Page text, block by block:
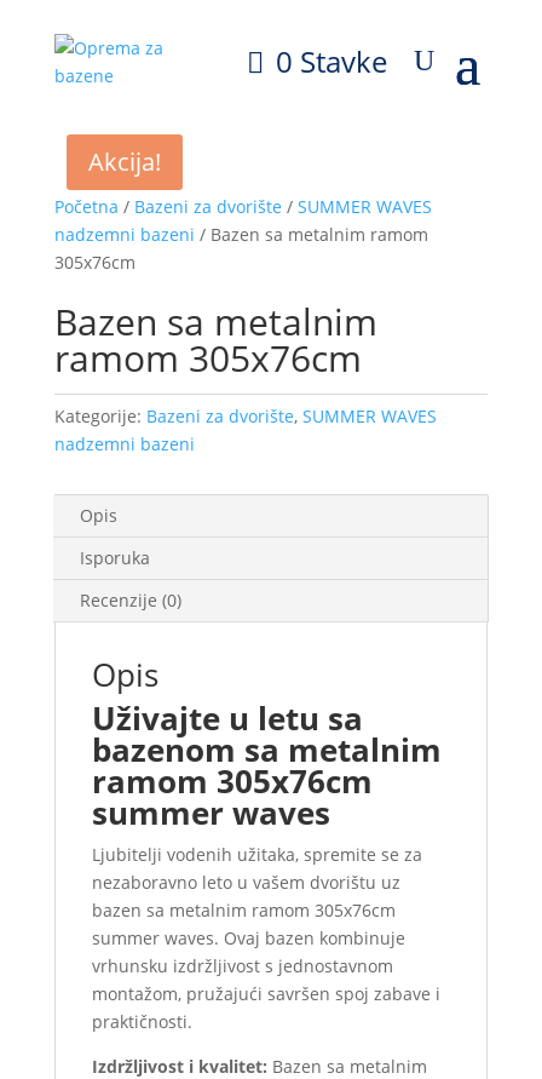
0 Stavke
Početna / Bazeni za dvorište / SUMMER WAVES
nadzemni bazeni / Bazen sa metalnim ramom
305x76cm
Bazen sa metalnim
ramom 305x76cm
Kategorije: Bazeni za dvorište, SUMMER WAVES
nadzemni bazeni
Opis
Isporuka
Recenzije (0)
Opis
Uživajte u letu sa
bazenom sa metalnim
ramom 305x76cm
summer waves
Ljubitelji vodenih užitaka, spremite se za
nezaboravno leto u vašem dvorištu uz
bazen sa metalnim ramom 305x76cm
summer waves. Ovaj bazen kombinuje
vrhunsku izdržljivost s jednostavnom
montažom, pružajući savršen spoj zabave i
praktičnosti.
Izdržljivost i kvalitet: Bazen sa metalnim
Akcija!